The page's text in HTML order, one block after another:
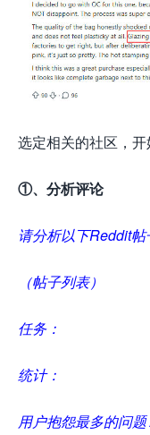
选定相关的社区，开
①、分析评论
请分析以下Reddit帖
（帖子列表）
任务：
统计：
用户抱怨最多的问